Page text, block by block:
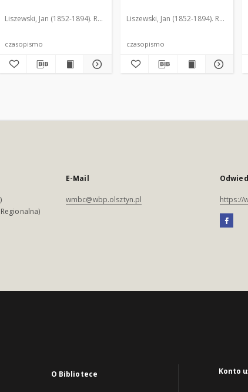
Liszewski, Jan (1852-1894). Red.
czasopismo
Liszewski, Jan (1852-1894). Red.
czasopismo
E-Mail
wmbc@wbp.olsztyn.pl https://
O Bibliotece Konto